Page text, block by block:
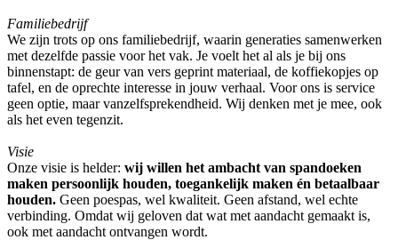
Familiebedrijf
We zijn trots op ons familiebedrijf, waarin generaties samenwerken
met dezelfde passie voor het vak. Je voelt het al als je bij ons
binnenstapt: de geur van vers geprint materiaal, de koffiekopjes op
tafel, en de oprechte interesse in jouw verhaal. Voor ons is service
geen optie, maar vanzelfsprekendheid. Wij denken met je mee, ook
als het even tegenzit.
Visie
Onze visie is helder: wij willen het ambacht van spandoeken
maken persoonlijk houden, toegankelijk maken én betaalbaar
houden. Geen poespas, wel kwaliteit. Geen afstand, wel echte
verbinding. Omdat wij geloven dat wat met aandacht gemaakt is,
ook met aandacht ontvangen wordt.